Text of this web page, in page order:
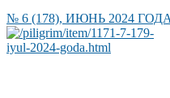
№ 6 (178), ИЮНЬ 2024 ГОДА